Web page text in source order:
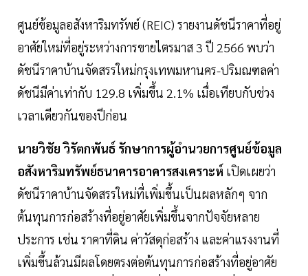
ศูนย์ข้อมูลอสังหาริมทรัพย์ (REIC) รายงานดัชนีราคาที่อยู่
อาศัยใหม่ที่อยู่ระหว่างการขายไตรมาส 3 ปี 2566 พบว่า
ดัชนีราคาบ้านจัดสรรใหม่กรุงเทพมหานคร-ปริมณฑลค่า
ดัชนีมีค่าเท่ากับ 129.8 เพิ่มขึ้น 2.1% เมื่อเทียบกับช่วง
เวลาเดียวกันของปีก่อน
นายวิชัย วิรัตกพันธ์ รักษาการผู้อำนวยการศูนย์ข้อมูล
อสังหาริมทรัพย์ธนาคารอาคารสงเคราะห์ เปิดเผยว่า
ดัชนีราคาบ้านจัดสรรใหม่ที่เพิ่มขึ้นเป็นผลหลักๆ จาก
ต้นทุนการก่อสร้างที่อยู่อาศัยเพิ่มขึ้นจากปัจจัยหลาย
ประการ เช่น ราคาที่ดิน ค่าวัสดุก่อสร้าง และค่าแรงงานที่
เพิ่มขึ้นล้วนมีผลโดยตรงต่อต้นทุนการก่อสร้างที่อยู่อาศัย